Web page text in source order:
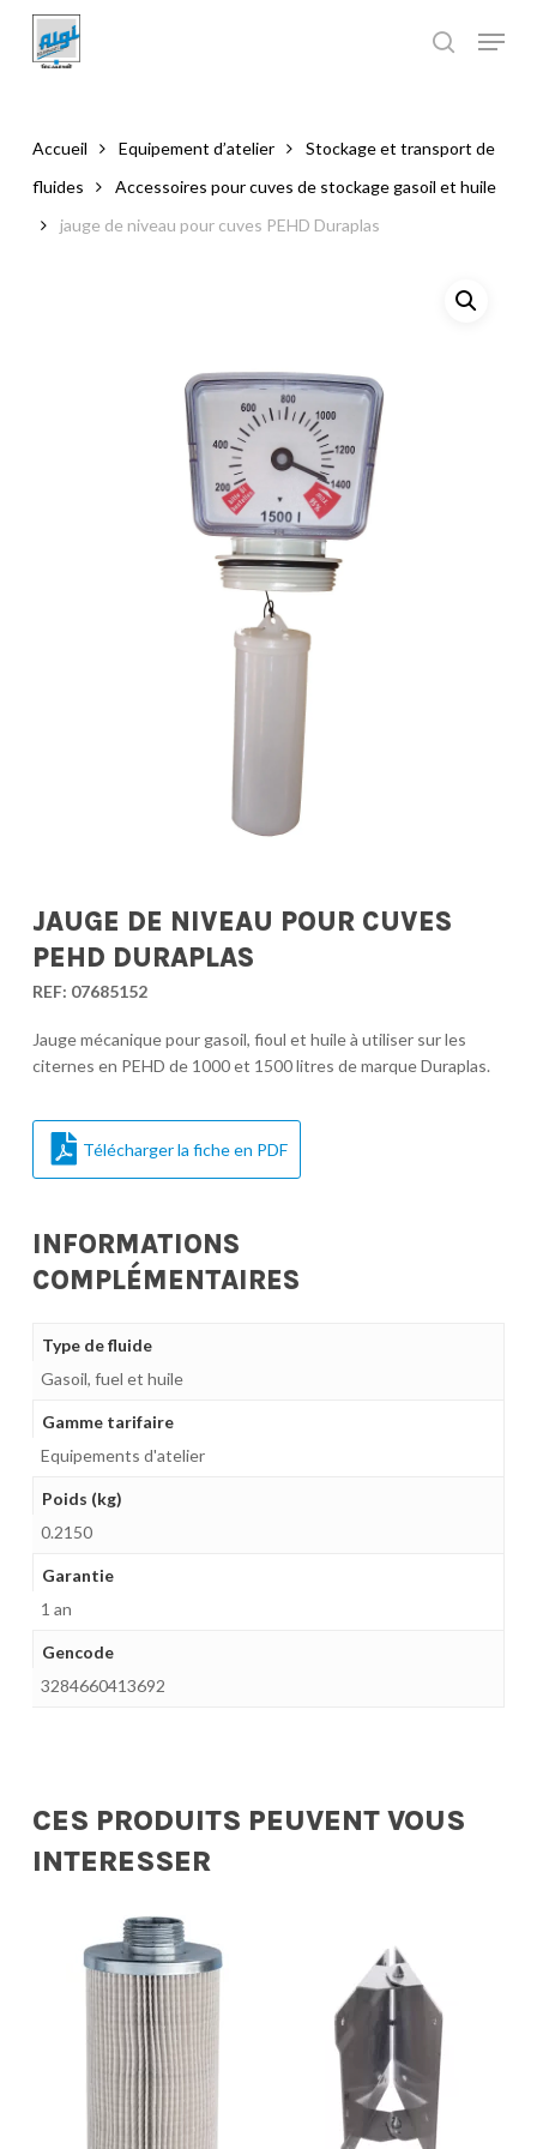
main
Accueil Equipement d’atelier
Stockage et transport de
fluides
Accessoires pour cuves de stockage gasoil et huile
jauge de niveau pour cuves PEHD Duraplas
JAUGE DE NIVEAU POUR CUVES
PEHD DURAPLAS
REF: 07685152
Jauge mécanique pour gasoil, fioul et huile à utiliser sur les
citernes en PEHD de 1000 et 1500 litres de marque Duraplas.
Télécharger la fiche en PDF
INFORMATIONS
COMPLÉMENTAIRES
Type de fluide
Gasoil, fuel et huile
Gamme tarifaire
Equipements d'atelier
Poids (kg)
0.2150
Garantie
1 an
Gencode
3284660413692
CES PRODUITS PEUVENT VOUS
INTERESSER